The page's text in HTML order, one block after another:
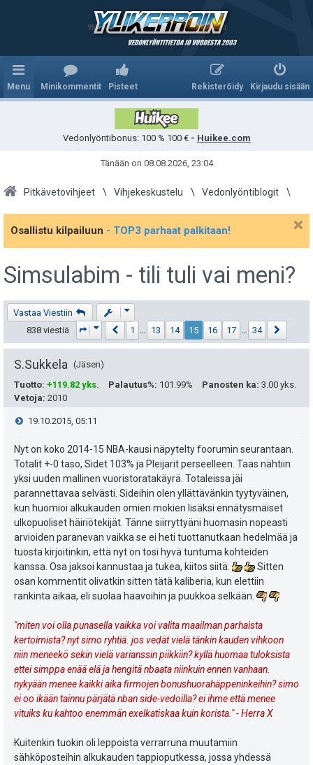
Ylikerroin.com - Parhaat veikkausvihjeet
Menu Minikommentit Pisteet Kirjaudu sisään
Rekisteröidy
Vedonlyöntibonus: 100 % 100 € - Huikee.com
Tänään on 08.08.2026, 23:04.
Pitkävetovihjeet Vihjekeskustelu Vedonlyöntiblogit
Osallistu kilpailuun - TOP3 parhaat palkitaan!
Simsulabim - tili tuli vai meni?
Vastaa Viestiin
Viestiketjun työkalut
838 viestiä
Sivu 15/34 Edellinen
1 13 14 15 16 17 34
S.Sukkela
Jäsen
Tuotto: +119.82 yks. Palautus%: 101.99% Panosten ka: 3.00 yks.
Vetoja: 2010
V
i
e
t
i
19.10.2015, 05:11
Nyt on koko 2014-15 NBA-kausi näpytelty foorumin seurantaan.
Totalit +-0 taso, Sidet 103% ja Pleijarit perseelleen. Taas nähtiin
yksi uuden mallinen vuoristoratakäyrä. Totaleissa jäi
parannettavaa selvästi. Sideihin olen yllättävänkin tyytyväinen,
kun huomioi alkukauden omien mokien lisäksi ennätysmäiset
ulkopuoliset häiriötekijät. Tänne siirryttyäni huomasin nopeasti
arvioiden paranevan vaikka se ei heti tuottanutkaan hedelmää ja
tuosta kirjoitinkin, että nyt on tosi hyvä tuntuma kohteiden
kanssa. Osa jaksoi kannustaa ja tukea, kiitos siitä.
Sitten
osan kommentit olivatkin sitten tätä kaliberia, kun elettiin
rankinta aikaa, eli suolaa haavoihin ja puukkoa selkään.
"miten voi olla punasella vaikka voi valita maailman parhaista
kertoimista? nyt simo ryhtiä. jos vedät vielä tänkin kauden vihkoon
niin meneekö sekin vielä varianssin piikkiin? kyllä huomaa tuloksista
ettei simppa enää elä ja hengitä nbaata niinkuin ennen vanhaan.
nykyään menee kaikki aika firmojen bonushuorahäppeninkeihin? simo
ei oo ikään tainnu pärjätä nban side-vedoilla? ei ihme että menee
vituiks ku kahtoo enemmän exelkatiskaa kuin korista." - Herra X
Kuitenkin tuokin oli leppoista verrarruna muutamiin
sähköposteihin alkukauden tappioputkessa, jossa yhdessä